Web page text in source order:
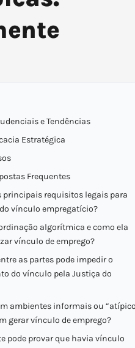
e Tendências
Estratégica
Frequentes
principais requisitos legais para
vínculo empregatício?
algorítmica e como ela
vínculo de emprego?
as partes pode impedir o
do vínculo pela Justiça do
ambientes informais ou
gerar vínculo de emprego?
pode provar que havia vínculo